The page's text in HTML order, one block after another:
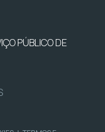
PÚBLICO DE